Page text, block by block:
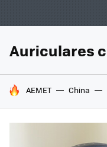
Auriculares
HOY SE HABLA DE
AEMET China